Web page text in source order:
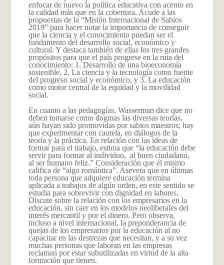
enfocar de nuevo la política educativa con acento en
la calidad más que en la cobertura. Acude a las
propuestas de la “Misión Internacional de Sabios
2019” para hacer notar la importancia de conseguir
que la ciencia y el conocimiento puedan ser el
fundamento del desarrollo social, económico y
cultural. Y destaca también de ellas los tres grandes
propósitos para que el país progrese en la ruta del
conocimiento: 1. Desarrollo de una bioeconomía
sostenible, 2. La ciencia y la tecnología como fuente
del progreso social y económico, y 3. La educación
como motor central de la equidad y la movilidad
social.
En cuanto a las pedagogías, Wasserman dice que no
deben tomarse como dogmas las diversas teorías,
aún hayan sido promovidas por sabios maestros; hay
que experimentar con cautela, en diálogos de la
teoría y la práctica. En relación con las ideas de
formar para el trabajo, estima que “la educación debe
servir para formar al individuo, al buen ciudadano,
al ser humano feliz.” Consideración que él mismo
califica de “algo romántica”. Asevera que en últimas
toda persona que adquiere educación termina
aplicada a trabajos de algún orden, en este sentido se
estudia para sobrevivir con dignidad en labores.
Discute sobre la relación con los empresarios en la
educación, sin caer en los modelos neoliberales del
interés mercantil y por el dinero. Pero observa,
incluso a nivel internacional, la preponderancia de
quejas de los empresarios por la educación al no
capacitar en las destrezas que necesitan, y a su vez
muchas personas que laboran en las empresas
reclaman por estar subutilizadas en virtud de la alta
formación que tienen.